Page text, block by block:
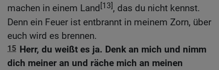
machen in einem Land[13], das du nicht kennst.
Denn ein Feuer ist entbrannt in meinem Zorn, über
euch wird es brennen.
15 Herr, du weißt es ja. Denk an mich und nimm
dich meiner an und räche mich an meinen